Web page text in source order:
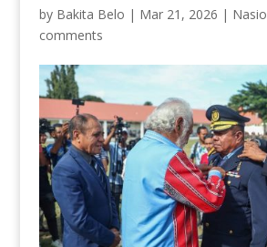
by Bakita Belo | Mar 21, 2026 |
comments